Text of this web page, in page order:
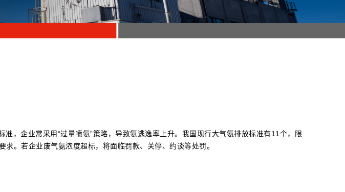
，企业常采用“过量喷氨”策略，导致氨逃逸率上升。我国现行大气氨排放标准有11个，限
。若企业废气氨浓度超标，将面临罚款、关停、约谈等处罚。